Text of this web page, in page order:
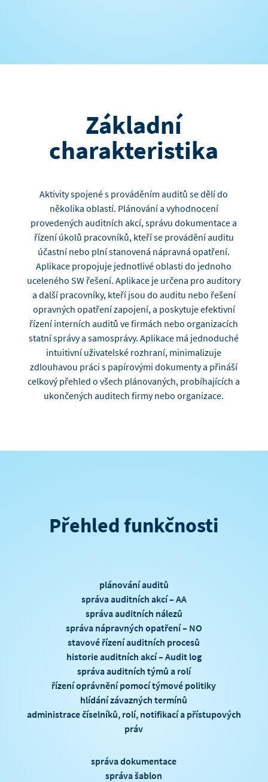
Základní
charakteristika
Aktivity spojené s prováděním auditů se dělí do
několika oblastí. Plánování a vyhodnocení
provedených auditních akcí, správu dokumentace a
řízení úkolů pracovníků, kteří se provádění auditu
účastní nebo plní stanovená nápravná opatření.
Aplikace propojuje jednotlivé oblasti do jednoho
uceleného SW řešení. Aplikace je určena pro auditory
a další pracovníky, kteří jsou do auditu nebo řešení
opravných opatření zapojení, a poskytuje efektivní
řízení interních auditů ve firmách nebo organizacích
statní správy a samosprávy. Aplikace má jednoduché
intuitivní uživatelské rozhraní, minimalizuje
zdlouhavou práci s papírovými dokumenty a přináší
celkový přehled o všech plánovaných, probíhajících a
ukončených auditech firmy nebo organizace.
Přehled funkčnosti
plánování auditů
správa auditních akcí – AA
správa auditních nálezů
správa nápravných opatření – NO
stavové řízení auditních procesů
historie auditních akcí – Audit log
správa auditních týmů a rolí
řízení oprávnění pomocí týmové politiky
hlídání závazných termínů
administrace číselníků, rolí, notifikací a přístupových
práv
správa dokumentace
správa šablon